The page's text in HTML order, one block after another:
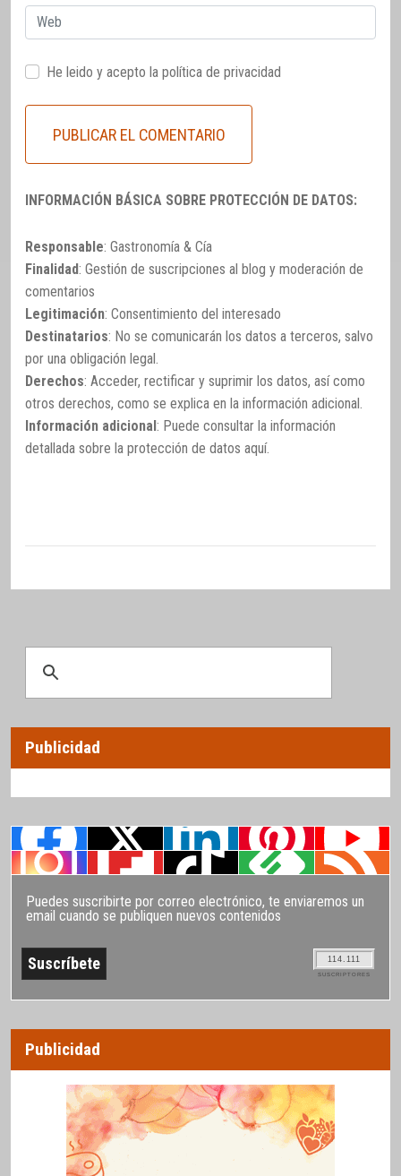
Web
He leido y acepto la política de privacidad
INFORMACIÓN BÁSICA SOBRE PROTECCIÓN DE DATOS:
Responsable: Gastronomía & Cía
Finalidad: Gestión de suscripciones al blog y moderación de
comentarios
Legitimación: Consentimiento del interesado
Destinatarios: No se comunicarán los datos a terceros, salvo
por una obligación legal.
Derechos: Acceder, rectificar y suprimir los datos, así como
otros derechos, como se explica en la información adicional.
Información adicional: Puede consultar la información
detallada sobre la protección de datos aquí.
Publicidad
Puedes suscribirte por correo electrónico, te enviaremos un
email cuando se publiquen nuevos contenidos
114.111
SUSCRIPTORES
Publicidad